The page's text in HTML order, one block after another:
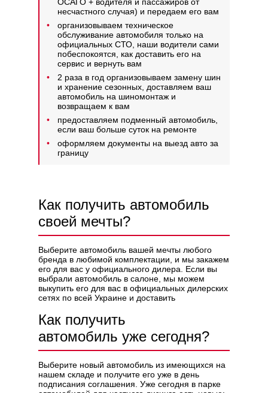
несчастного случая) и передаем его вам
организовываем техническое
обслуживание автомобиля только на
официальных СТО, наши водители сами
побеспокоятся, как доставить его на
сервис и вернуть вам
2 раза в год организовываем замену шин
и хранение сезонных, доставляем ваш
автомобиль на шиномонтаж и
возвращаем к вам
предоставляем подменный автомобиль,
если ваш больше суток на ремонте
оформляем документы на выезд авто за
границу
Как получить автомобиль
своей мечты?
Выберите автомобиль вашей мечты любого
бренда в любимой комплектации, и мы закажем
его для вас у официального дилера. Если вы
выбрали автомобиль в салоне, мы можем
выкупить его для вас в официальных дилерских
сетях по всей Украине и доставить
Как получить
автомобиль уже сегодня?
Выберите новый автомобиль из имеющихся на
нашем складе и получите его уже в день
подписания соглашения. Уже сегодня в парке